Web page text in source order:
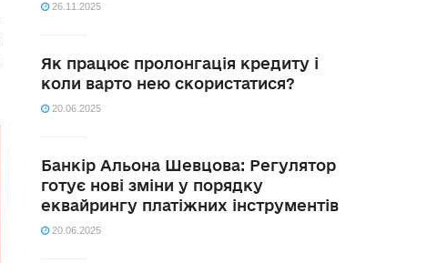
26.11.2025
Як працює пролонгація кредиту і
коли варто нею скористатися?
20.06.2025
Банкір Альона Шевцова: Регулятор
готує нові зміни у порядку
еквайрингу платіжних інструментів
20.06.2025